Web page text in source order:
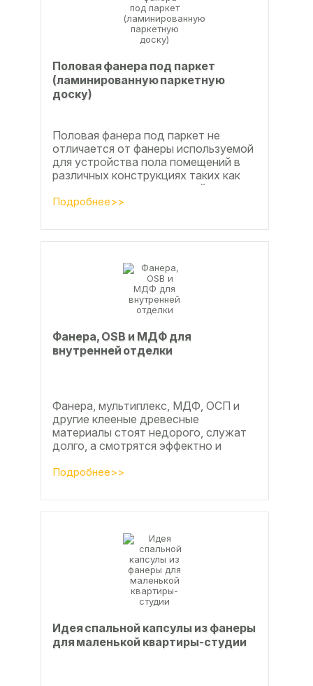
Половая фанера под паркет
(ламинированную паркетную
доску)
Половая фанера под паркет не
отличается от фанеры используемой
для устройства пола помещений в
различных конструкциях таких как
ламинат из ламинированной
паркетной доски, а так же...
Подробнее>>
Фанера, OSB и МДФ для
внутренней отделки
Фанера, мультиплекс, МДФ, ОСП и
другие клееные древесные
материалы стоят недорого, служат
долго, а смотрятся эффектно и
Подробнее>>
Идея спальной капсулы из фанеры
для маленькой квартиры-студии